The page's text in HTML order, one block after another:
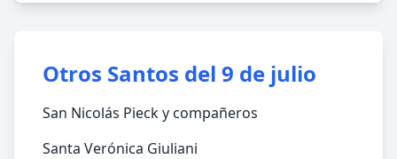
Otros Santos del 9 de julio
San Nicolás Pieck y compañeros
Santa Verónica Giuliani